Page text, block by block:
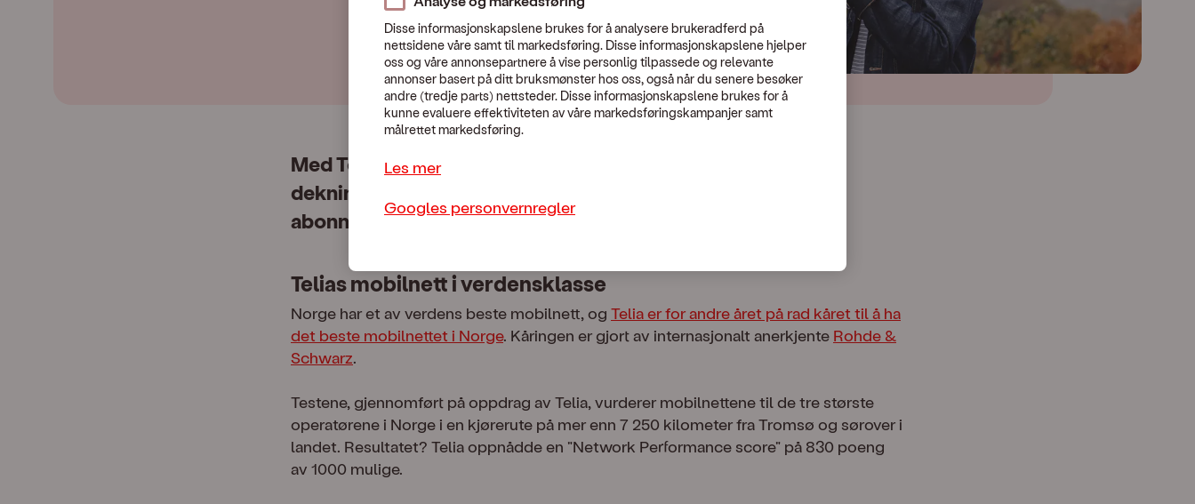
Med Telias landsdekkende 5G-nett får du lynrask fart, stabil
dekning og uendelige muligheter inkludert i alle OneCall-
abonnement.
Telias mobilnett i verdensklasse
Norge har et av verdens beste mobilnett, og Telia er for andre året på rad kåret til å ha
det beste mobilnettet i Norge. Kåringen er gjort av internasjonalt anerkjente Rohde &
Schwarz
Testene, gjennomført på oppdrag av Telia, vurderer mobilnettene til de tre største
operatørene i Norge i en kjørerute på mer enn 7 250 kilometer fra Tromsø og sørover i
landet. Resultatet? Telia oppnådde en "Network Performance score" på 830 poeng
av 1000 mulige.
Disse informasjonskapslene brukes for å analysere brukeradferd på
nettsidene våre samt til markedsføring. Disse informasjonskapslene hjelper
oss og våre annonsepartnere å vise personlig tilpassede og relevante
annonser basert på ditt bruksmønster hos oss, også når du senere besøker
andre (tredje parts) nettsteder. Disse informasjonskapslene brukes for å
kunne evaluere effektiviteten av våre markedsføringskampanjer samt
målrettet markedsføring.
Les mer
Googles personvernregler